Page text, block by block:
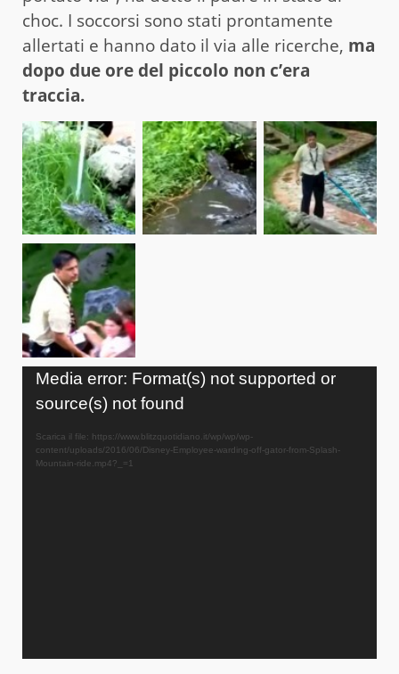
choc. I soccorsi sono stati prontamente
allertati e hanno dato il via alle ricerche, ma
dopo due ore del piccolo non c’era
traccia.
Video
Player
Media error: Format(s) not supported or
source(s) not found
Scarica il file: https://www.blitzquotidiano.it/wp/wp/wp-
content/uploads/2016/06/Disney-Employee-warding-off-gator-from-Splash-
Mountain-ride.mp4?_=1